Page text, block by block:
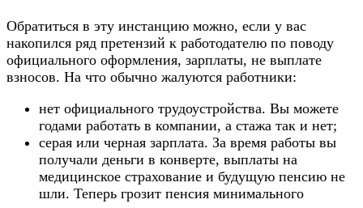
Обратиться в эту инстанцию можно, если у вас
накопился ряд претензий к работодателю по поводу
официального оформления, зарплаты, не выплате
взносов. На что обычно жалуются работники:
нет официального трудоустройства. Вы можете
годами работать в компании, а стажа так и нет;
серая или черная зарплата. За время работы вы
получали деньги в конверте, выплаты на
медицинское страхование и будущую пенсию не
шли. Теперь грозит пенсия минимального